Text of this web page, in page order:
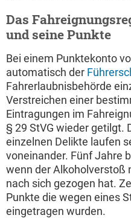
Das
und seine Punkte
Bei einem Punktekonto
automatisch der
Fahrerlaubnisbehörde
Verstreichen einer
Eintragungen im
§ 29 StVG wieder getilgt.
einzelnen Delikte laufen
voneinander. Fünf Jahre
wenn der Alkoholverstoß
nach sich gezogen hat.
Punkte die wegen eines
eingetragen wurden.